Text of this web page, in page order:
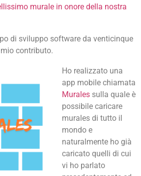
murale in onore della nostra
di sviluppo software da venticinque
contributo.
Ho realizzato una
app mobile chiamata
Murales sulla quale è
possibile caricare
murales di tutto il
mondo e
naturalmente ho già
caricato quelli di cui
vi ho parlato